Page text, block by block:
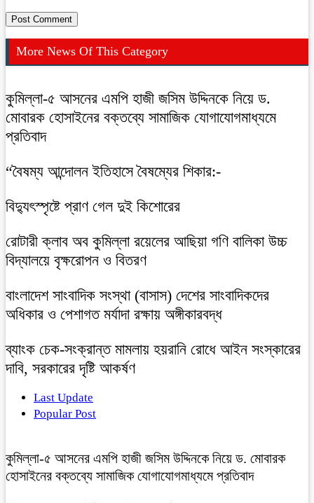
More News Of This Category
কুমিল্লা-৫ আসনের এমপি হাজী জসিম উদ্দিনকে নিয়ে ড.
মোবারক হোসাইনের বক্তব্যে সামাজিক যোগাযোগমাধ্যমে
প্রতিবাদ
“বৈষম্য আন্দোলন ইতিহাসে বৈষম্যের শিকার:-
বিদ্যুৎস্পৃষ্টে প্রাণ গেল দুই কিশোরের
রোটারী ক্লাব অব কুমিল্লা রয়েলের আছিয়া গণি বালিকা উচ্চ
বিদ্যালয়ে বৃক্ষরোপন ও বিতরণ
বাংলাদেশ সাংবাদিক সংস্থা (বাসাস) দেশের সাংবাদিকদের
অধিকার ও পেশাগত মর্যাদা রক্ষায় অঙ্গীকারবদ্ধ
ব্যাংক চেক-সংক্রান্ত মামলায় হয়রানি রোধে আইন সংস্কারের
দাবি, সরকারের দৃষ্টি আকর্ষণ
Last Update
Popular Post
কুমিল্লা-৫ আসনের এমপি হাজী জসিম উদ্দিনকে নিয়ে ড. মোবারক
হোসাইনের বক্তব্যে সামাজিক যোগাযোগমাধ্যমে প্রতিবাদ